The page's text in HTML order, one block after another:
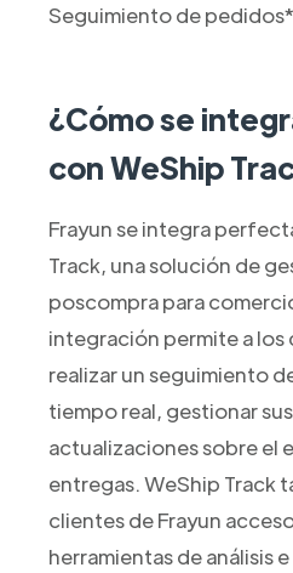
Seguimiento de
¿Cómo se
con WeShip
Frayun se integra
Track, una solución de
poscompra para
integración permite a los
realizar un seguimiento
tiempo real, gestionar
actualizaciones sobre el
entregas. WeShip Track
clientes de Frayun
herramientas de análisis